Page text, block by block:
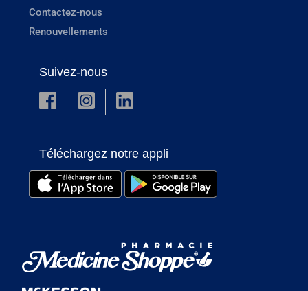
Contactez-nous
Renouvellements
Suivez-nous
Téléchargez notre appli